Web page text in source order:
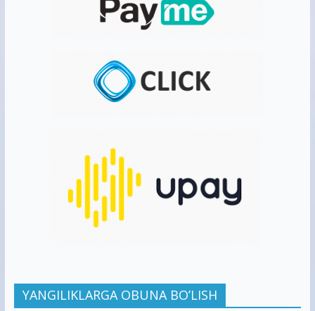
YANGILIKLARGA OBUNA BO’LISH